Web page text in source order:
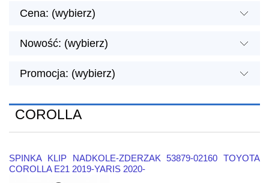
Cena: (wybierz)
Nowość: (wybierz)
Promocja: (wybierz)
COROLLA
SPINKA KLIP NADKOLE-ZDERZAK 53879-02160 TOYOTA
COROLLA E21 2019-YARIS 2020-